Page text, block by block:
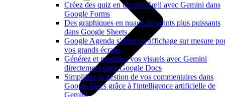
Créez des quiz en un clin d'œil avec Gemini dans
Google Forms
Des graphiques en nuage de points plus puissants
dans Google Sheets
Google Agenda s'offre un affichage sur mesure
vos grands écrans
Générez et modifiez vos visuels avec Gemini
directement dans Google Docs
Simplifiez la gestion de vos commentaires dans
Google Docs grâce à l'intelligence artificielle de
Gemini